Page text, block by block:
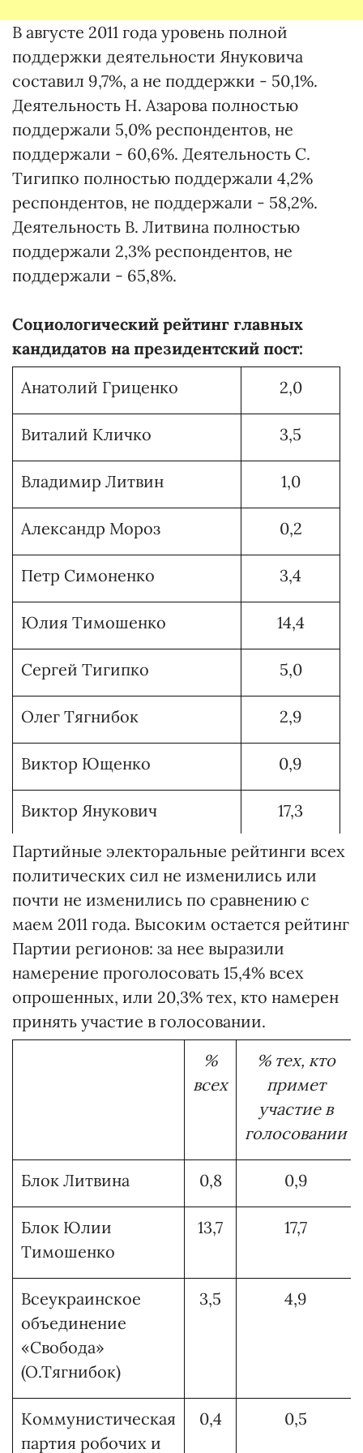
В августе 2011 года уровень полной
поддержки деятельности Януковича
составил 9,7%, а не поддержки - 50,1%.
Деятельность Н. Азарова полностью
поддержали 5,0% респондентов, не
поддержали - 60,6%. Деятельность С.
Тигипко полностью поддержали 4,2%
респондентов, не поддержали - 58,2%.
Деятельность В. Литвина полностью
поддержали 2,3% респондентов, не
поддержали - 65,8%.
Социологический рейтинг главных
кандидатов на президентский пост:
Анатолий Гриценко
2,0
Виталий Кличко 3,5
Владимир Литвин 1,0
Александр Мороз 0,2
Петр Симоненко 3,4
Юлия Тимошенко 14,4
Сергей Тигипко 5,0
Олег Тягнибок 2,9
Виктор Ющенко 0,9
Виктор Янукович 17,3
Арсений Яценюк 8,8
Проголосовал бы против
всех
10,1
Не брал би участя в
выборах
10,8
Трудно ответить 19,7
Партийные электоральные рейтинги всех
политических сил не изменились или
почти не изменились по сравнению с
маем 2011 года. Высоким остается рейтинг
Партии регионов: за нее выразили
намерение проголосовать 15,4% всех
опрошенных, или 20,3% тех, кто намерен
принять участие в голосовании.
%
всех
% тех, кто
примет
участие в
голосовании
Блок Литвина 0,8 0,9
Блок Юлии
Тимошенко
13,7 17,7
Всеукраинское
объединение
«Свобода»
(О.Тягнибок)
3,5 4,9
Коммунистическая
партия робочих и
0,4 0,5